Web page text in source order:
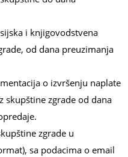
i knjigovodstvena
od dana preuzimanja
o izvršenju naplate
skupštine zgrade od dana
zgrade u
sa podacima o email